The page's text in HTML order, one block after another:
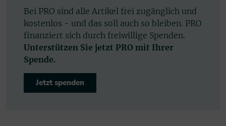
Bei PRO sind alle Artikel frei zugänglich und
kostenlos - und das soll auch so bleiben. PRO
finanziert sich durch freiwillige Spenden.
Unterstützen Sie jetzt PRO mit Ihrer
Spende.
Jetzt spenden